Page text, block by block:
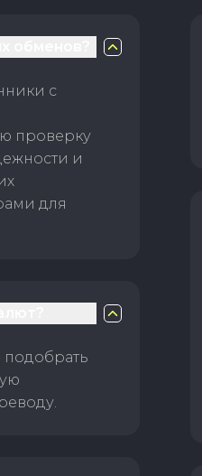
с
проверку
и
для